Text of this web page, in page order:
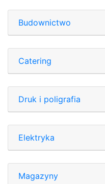
Budownictwo
Catering
Druk i poligrafia
Elektryka
Magazyny